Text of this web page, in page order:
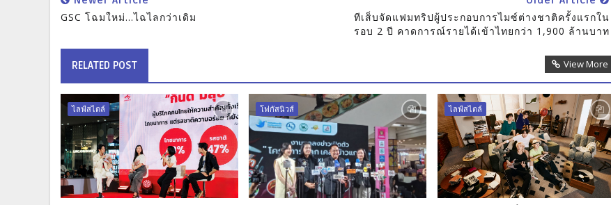
GSC โฉมใหม่...ไฉไลกว่าเดิม
ทีเส็บจัดแฟมทริปผู้ประกอบการไมซ์ต่างชาติครั้งแรกใน
รอบ 2 ปี คาดการณ์รายได้เข้าไทยกว่า 1,900 ล้านบาท
RELATED POST View More
ไลฟ์สไตล์ โฟกัสนิวส์ ไลฟ์สไตล์